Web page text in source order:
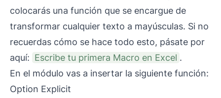
colocarás una función que se encargue de
transformar cualquier texto a mayúsculas. Si no
recuerdas cómo se hace todo esto, pásate por
aquí: Escribe tu primera Macro en Excel .
En el módulo vas a insertar la siguiente función:
Option Explicit